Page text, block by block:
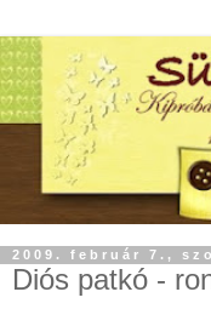
2009. február 7.,
Diós patkó -